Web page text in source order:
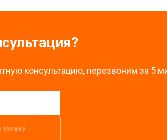
консультацию, перезвоним за 5
заявку